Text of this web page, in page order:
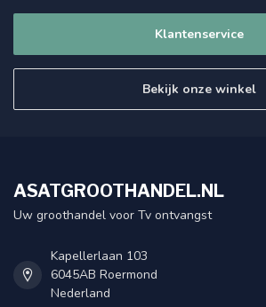
Klantenservice
Bekijk onze winkel
ASATGROOTHANDEL.NL
Uw groothandel voor Tv ontvangst
Kapellerlaan 103
6045AB Roermond
Nederland